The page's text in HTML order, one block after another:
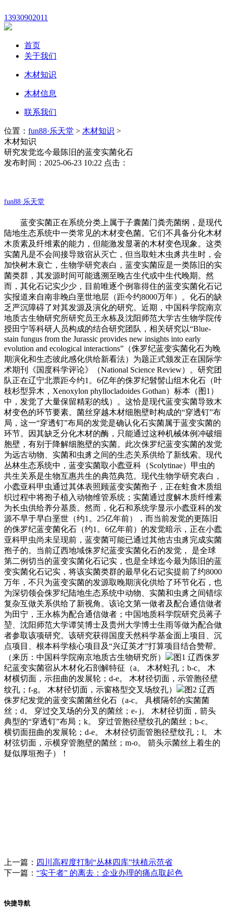
13930902011
首页
关于我们
木材知识
木材信息
联系我们
位置： fun88·乐天堂 > 木材知识 >
木材知识
研究发觉迄今最陈旧的蓝变实菌化石
发布时间：2025-06-23 10:22 点击：
fun88·乐天堂
蓝变实菌正在系统分类上属于子囊菌门粪壳菌纲，是现代
陆地生态系统中一类常见的木材变色菌。它们不具备分化木材
木质素及纤维素的能力，但能激发显著的木材变色现象。这类
实菌凡是不会间接导致宿从灭亡，但当取蛀木虫豸共生时，会
加快树木衰亡，生物学研究表白，蓝变实菌应是一类陈旧的实
菌类群，其发源时间可能逃溯至晚古生代或中生代晚期。然
而，其化石记实少少，目前唯逐个例靠得住的蓝变实菌化石记
实报道来自南非晚白垩世地层（距今约8000万年）。化石的缺
乏严沉障碍了对其发源及演化的研究。近期，中国科学院南京
地质古生物研究所研究员王永栋及沈阳师范大学古生物学院传
授田宁等科研人员构成的结合研究团队，相关研究以“Blue-
stain fungus from the Jurassic provides new insights into early
evolution and ecological interactions”（侏罗纪蓝变实菌化石为晚
期演化和生态彼此感化供给新看法）为题正式颁发正在国际学
术期刊《国度科学评论》（National Science Review）。研究团
队正在辽宁北票距今约1。6亿年的侏罗纪髫髻山组木化石（叶
枝杉型异木，Xenoxylon phyllocladoides Gothan）标本（图1）
中，发觉了大量保留精彩的线）。这恰是现代蓝变实菌导致木
材变色的环节要素。菌丝穿越木材细胞壁时构成的“穿透钉”布
局，这一“穿透钉”布局的发觉是确认化石实菌属于蓝变实菌的
环节。因其缺乏分化木材的酶，只能通过这种机械体例冲破细
胞壁，有别于降解细胞壁的实菌。此次侏罗纪蓝变实菌的发觉
为远古动物、实菌和虫豸之间的生态关系供给了新线索。现代
丛林生态系统中，蓝变实菌取小蠹亚科（Scolytinae）甲虫的
共生关系是生物互惠共生的典范典范。现代生物学研究表白，
小蠹亚科甲虫通过其体表照顾蓝变实菌孢子，正在蛀食木质组
织过程中将孢子植入动物维管系统；实菌通过度解木质纤维素
为长虫供给养分基质。然而，化石和系统学显示小蠹亚科的发
源不早于早白垩世（约1。25亿年前），而当前发觉的更陈旧
的侏罗纪蓝变菌化石（约1。6亿年前）的发觉暗示，正在小蠹
亚科甲虫尚未呈现前，蓝变菌可能已通过其他古虫豸完成实菌
孢子的。当前辽西地域侏罗纪蓝变实菌化石的发觉， 是全球
第二例切当的蓝变实菌化石记实，也是全球迄今最为陈旧的蓝
变实菌化石记实，将该实菌类群的最早化石记实提前了约8000
万年，不只为蓝变实菌的发源取晚期演化供给了环节化石，也
为深切领会侏罗纪陆地生态系统中动物、实菌和虫豸之间错综
复杂互做关系供给了新视角。该论文第一做者及配合通信做者
为田宁，王永栋为配合通信做者；中国地质科学院研究员蒋子
堃、沈阳师范大学谭笑博士及贵州大学博士生雨等做为配合做
者参取该项研究。该研究获得国度天然科学基金面上项目、沉
点项目、根本科学核心项目及“兴辽英才”打算项目结合赞帮。
（来历：中国科学院南京地质古生物研究所）
图1 辽西侏罗
纪蓝变实菌宿从木材化石剖解特征（a。 木材蛀孔；b-c。 木
材横切面，示扭曲的发展轮；d-e。 木材径切面，示管胞径壁
纹孔；f-g。 木材径切面，示窗格型交叉场纹孔）
图2 辽西
侏罗纪发觉的蓝变实菌菌丝化石（a-c。 具横隔邻的实菌菌
丝；d。 穿过交叉场的分叉的菌丝；e- j。 木材径切面，箭头
典型的“穿透钉”布局；k。 穿过管胞径壁纹孔的菌丝；b-c。
横切面扭曲的发展轮；d-e。 木材径切面管胞径壁纹孔；l。 木
材弦切面，示横穿管胞壁的菌丝；m-o。 箭头示菌丝上着生的
疑似厚垣孢子）！
上一篇： 四川高程度打制“丛林四库”扶植示范省
下一篇： “实干者” 的离去：企业办理的痛点取起色
快捷导航